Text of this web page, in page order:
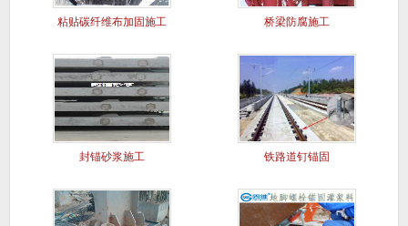
粘贴碳纤维布加固施工 桥梁防腐施工
封锚砂浆施工 铁路道钉锚固